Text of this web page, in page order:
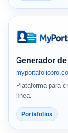
Generador
Plataforma para
línea.
Portafolios